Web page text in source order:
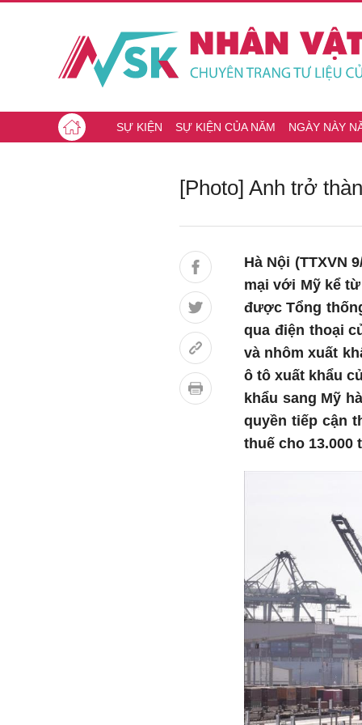
SỰ KIỆN SỰ KIỆN CỦA NĂM NGÀY NÀY
[Photo] Anh trở
Hà Nội (TTXVN
mại với Mỹ kể
được Tổng
qua điện thoại
và nhôm xuất
ô tô xuất khẩu
khẩu sang Mỹ
quyền tiếp cận
thuế cho 13.000